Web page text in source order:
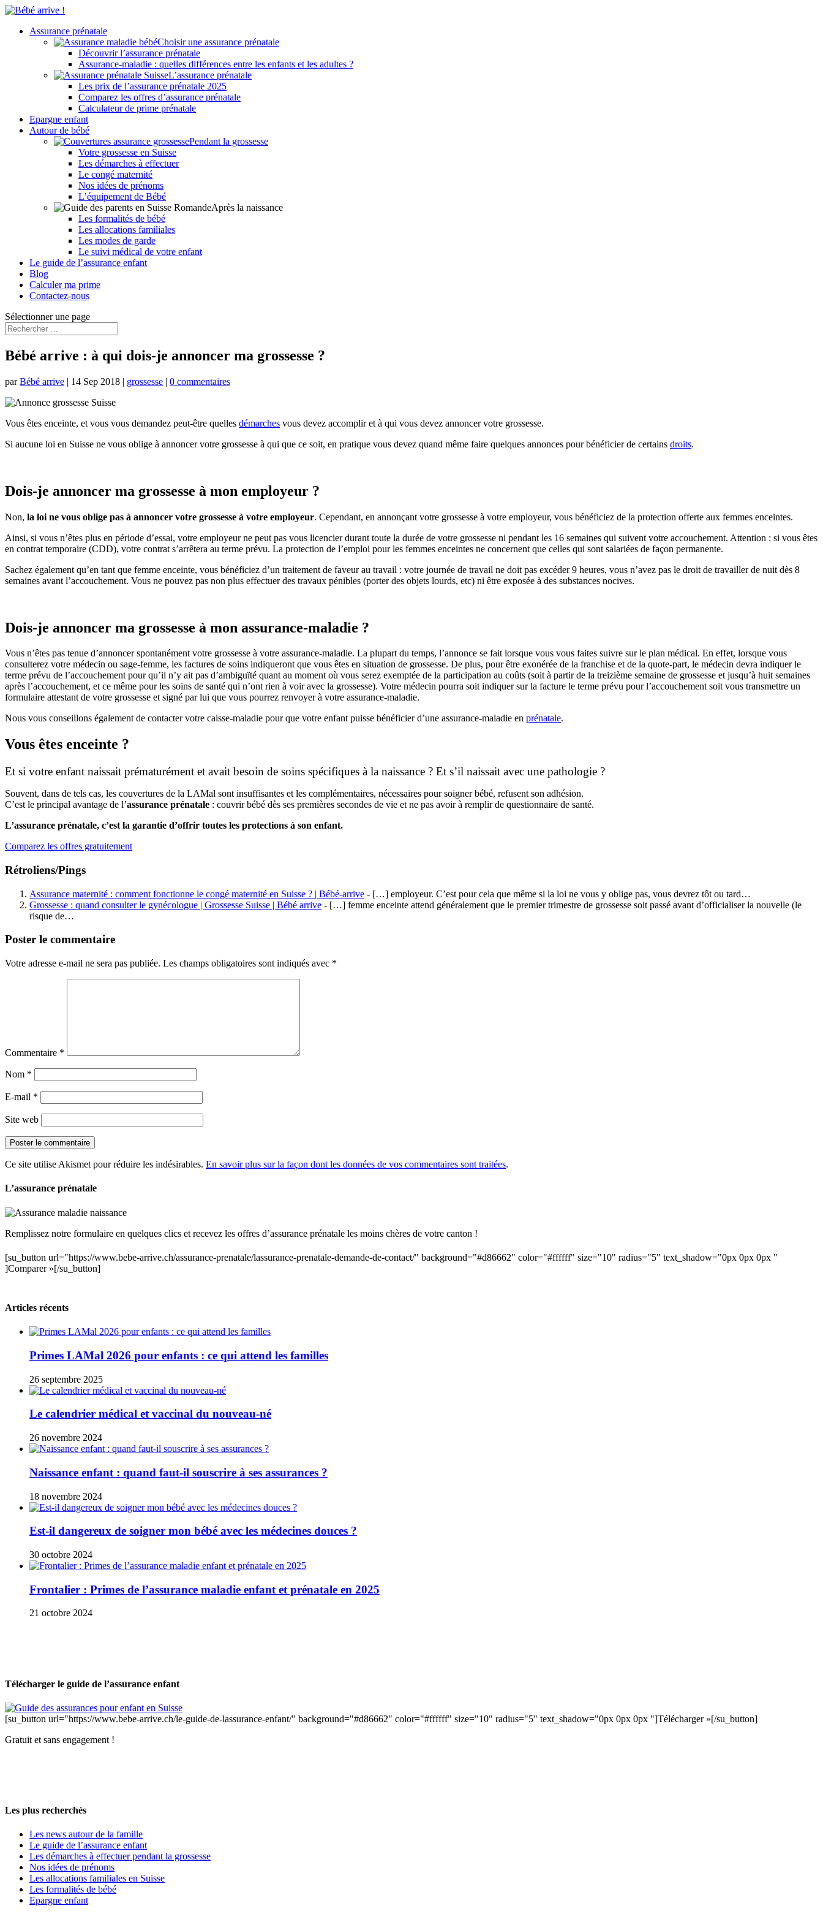
Assurance prénatale
Choisir une assurance prénatale
Découvrir l’assurance prénatale
Assurance-maladie : quelles différences entre les enfants et les adultes ?
L’assurance prénatale
Les prix de l’assurance prénatale 2025
Comparez les offres d’assurance prénatale
Calculateur de prime prénatale
Epargne enfant
Autour de bébé
Pendant la grossesse
Votre grossesse en Suisse
Les démarches à effectuer
Le congé maternité
Nos idées de prénoms
L’équipement de Bébé
Après la naissance
Les formalités de bébé
Les allocations familiales
Les modes de garde
Le suivi médical de votre enfant
Le guide de l’assurance enfant
Blog
Calculer ma prime
Contactez-nous
Sélectionner une page
Bébé arrive : à qui dois-je annoncer ma grossesse ?
parBébé arrive | 14 Sep 2018 | grossesse | 0 commentaires
Vous êtes enceinte, et vous vous demandez peut-être quelles démarches vous devez accomplir et à qui vous devez annoncer votre grossesse.
Si aucune loi en Suisse ne vous oblige à annoncer votre grossesse à qui que ce soit, en pratique vous devez quand même faire quelques annonces pour bénéficier de certains droits.
Dois-je annoncer ma grossesse à mon employeur ?
Non, la loi ne vous oblige pas à annoncer votre grossesse à votre employeur. Cependant, en annonçant votre grossesse à votre employeur, vous bénéficiez de la protection offerte aux femmes enceintes.
Ainsi, si vous n’êtes plus en période d’essai, votre employeur ne peut pas vous licencier durant toute la durée de votre grossesse ni pendant les 16 semaines qui suivent votre accouchement. Attention : si vous êtes
en contrat temporaire (CDD), votre contrat s’arrêtera au terme prévu. La protection de l’emploi pour les femmes enceintes ne concernent que celles qui sont salariées de façon permanente.
Sachez également qu’en tant que femme enceinte, vous bénéficiez d’un traitement de faveur au travail : votre journée de travail ne doit pas excéder 9 heures, vous n’avez pas le droit de travailler de nuit dès 8
semaines avant l’accouchement. Vous ne pouvez pas non plus effectuer des travaux pénibles (porter des objets lourds, etc) ni être exposée à des substances nocives.
Dois-je annoncer ma grossesse à mon assurance-maladie ?
Vous n’êtes pas tenue d’annoncer spontanément votre grossesse à votre assurance-maladie. La plupart du temps, l’annonce se fait lorsque vous vous faites suivre sur le plan médical. En effet, lorsque vous
consulterez votre médecin ou sage-femme, les factures de soins indiqueront que vous êtes en situation de grossesse. De plus, pour être exonérée de la franchise et de la quote-part, le médecin devra indiquer le
terme prévu de l’accouchement pour qu’il n’y ait pas d’ambiguïté quant au moment où vous serez exemptée de la participation au coûts (soit à partir de la treizième semaine de grossesse et jusqu’à huit semaines
après l’accouchement, et ce même pour les soins de santé qui n’ont rien à voir avec la grossesse). Votre médecin pourra soit indiquer sur la facture le terme prévu pour l’accouchement soit vous transmettre un
formulaire attestant de votre grossesse et signé par lui que vous pourrez renvoyer à votre assurance-maladie.
Nous vous conseillons également de contacter votre caisse-maladie pour que votre enfant puisse bénéficier d’une assurance-maladie en prénatale.
Vous êtes enceinte ?
Et si votre enfant naissait prématurément et avait besoin de soins spécifiques à la naissance ? Et s’il naissait avec une pathologie ?
Souvent, dans de tels cas, les couvertures de la LAMal sont insuffisantes et les complémentaires, nécessaires pour soigner bébé, refusent son adhésion.
C’est le principal avantage de l’assurance prénatale : couvrir bébé dès ses premières secondes de vie et ne pas avoir à remplir de questionnaire de santé.
L’assurance prénatale, c’est la garantie d’offrir toutes les protections à son enfant.
Comparez les offres gratuitement
Rétroliens/Pings
Assurance maternité : comment fonctionne le congé maternité en Suisse ? | Bébé-arrive - […] employeur. C’est pour cela que même si la loi ne vous y oblige pas, vous devrez tôt ou tard…
Grossesse : quand consulter le gynécologue | Grossesse Suisse | Bébé arrive - […] femme enceinte attend généralement que le premier trimestre de grossesse soit passé avant d’officialiser la nouvelle (le
risque de…
Poster le commentaire
Votre adresse e-mail ne sera pas publiée. Les champs obligatoires sont indiqués avec *
Commentaire *
Nom *
E-mail *
Site web
Ce site utilise Akismet pour réduire les indésirables. En savoir plus sur la façon dont les données de vos commentaires sont traitées.
L’assurance prénatale
Remplissez notre formulaire en quelques clics et recevez les offres d’assurance prénatale les moins chères de votre canton !
[su_button url="https://www.bebe-arrive.ch/assurance-prenatale/lassurance-prenatale-demande-de-contact/" background="#d86662" color="#ffffff" size="10" radius="5" text_shadow="0px 0px 0px "
]Comparer »[/su_button]
Articles récents
Primes LAMal 2026 pour enfants : ce qui attend les familles
26 septembre 2025
Le calendrier médical et vaccinal du nouveau-né
26 novembre 2024
Naissance enfant : quand faut-il souscrire à ses assurances ?
18 novembre 2024
Est-il dangereux de soigner mon bébé avec les médecines douces ?
30 octobre 2024
Frontalier : Primes de l’assurance maladie enfant et prénatale en 2025
21 octobre 2024
Télécharger le guide de l’assurance enfant
[su_button url="https://www.bebe-arrive.ch/le-guide-de-lassurance-enfant/" background="#d86662" color="#ffffff" size="10" radius="5" text_shadow="0px 0px 0px "]Télécharger »[/su_button]
Gratuit et sans engagement !
Les plus recherchés
Les news autour de la famille
Le guide de l’assurance enfant
Les démarches à effectuer pendant la grossesse
Nos idées de prénoms
Les allocations familiales en Suisse
Les formalités de bébé
Epargne enfant